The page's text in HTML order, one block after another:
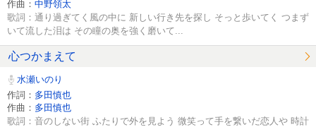
作曲： 中野領太
歌詞：通り過ぎてく風の中に 新しい行き先を探し そっと歩いてく つまず
いて流した泪は その瞳の奥を強く磨いて...
心つかまえて
水瀬いのり
作詞： 多田慎也
作曲： 多田慎也
歌詞：音のしない街 ふたりで外を見よう 微笑って手を繋いだ恋人や 時計